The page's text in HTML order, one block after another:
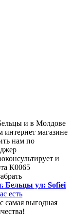
и в Молдове
магазине
нам по
и
К0065
Бельцы ул: Sofiei
есть
самая выгодная